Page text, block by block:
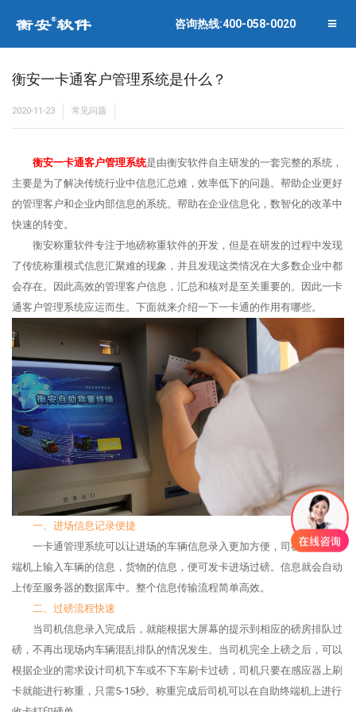
咨询热线:400-058-0020
衡安一卡通客户管理系统是什么？
2020-11-23 常见问题
衡安一卡通客户管理系统是由衡安软件自主研发的一套完整的系统，
主要是为了解决传统行业中信息汇总难，效率低下的问题。帮助企业更好
的管理客户和企业内部信息的系统。帮助在企业信息化，数智化的改革中
快速的转变。
衡安称重软件专注于地磅称重软件的开发，但是在研发的过程中发现
了传统称重模式信息汇聚难的现象，并且发现这类情况在大多数企业中都
会存在。因此高效的管理客户信息，汇总和核对是至关重要的。因此一卡
通客户管理系统应运而生。下面就来介绍一下一卡通的作用有哪些。
一、进场信息记录便捷
一卡通管理系统可以让进场的车辆信息录入更加方便，司机在自助终
端机上输入车辆的信息，货物的信息，便可发卡进场过磅。信息就会自动
上传至服务器的数据库中。整个信息传输流程简单高效。
二、过磅流程快速
当司机信息录入完成后，就能根据大屏幕的提示到相应的磅房排队过
磅，不再出现场内车辆混乱排队的情况发生。当司机完全上磅之后，可以
根据企业的需求设计司机下车或不下车刷卡过磅，司机只要在感应器上刷
卡就能进行称重，只需5-15秒。称重完成后司机可以在自助终端机上进行